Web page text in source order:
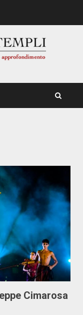
Cimarosa